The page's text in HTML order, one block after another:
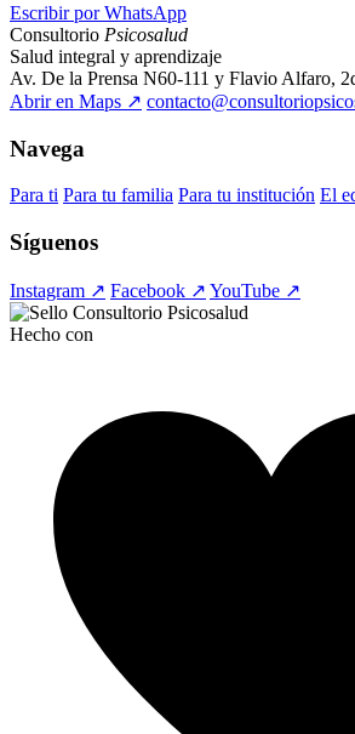
Escribir por WhatsApp
Consultorio Psicosalud
Salud integral y aprendizaje
Av. De la Prensa N60-111 y Flavio Alfaro,
Abrir en Maps ↗
Navega
Para ti Para tu familia Para tu institución El
Síguenos
Instagram ↗ Facebook ↗ YouTube ↗
Hecho con